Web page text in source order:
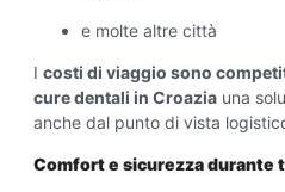
e molte altre città
I costi di viaggio sono
cure dentali in Croazia una
anche dal punto di vista
Comfort e sicurezza durante